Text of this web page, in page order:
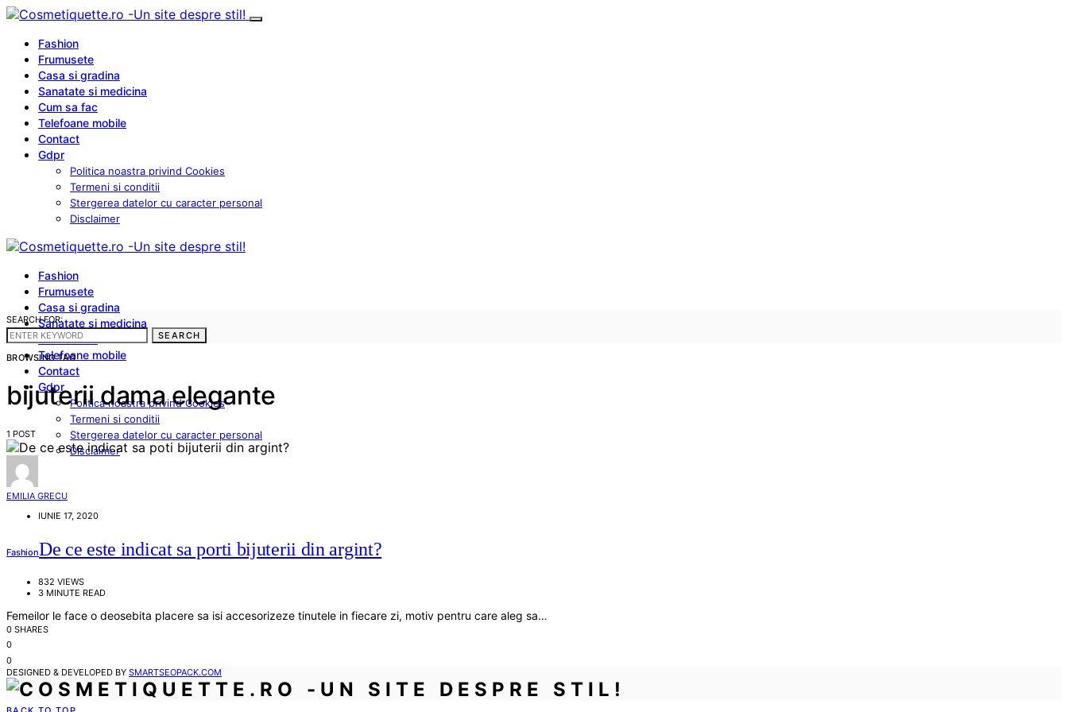
Fashion
Frumusete
Casa si gradina
Sanatate si medicina
Cum sa fac
Telefoane mobile
Contact
Gdpr
Politica noastra privind Cookies
Termeni si conditii
Stergerea datelor cu caracter personal
Disclaimer
Fashion
Frumusete
Casa si gradina
Sanatate si medicina
Cum sa fac
Telefoane mobile
Contact
Gdpr
Politica noastra privind Cookies
Termeni si conditii
Stergerea datelor cu caracter personal
Disclaimer
SEARCH FOR:
SEARCH
BROWSING TAG
bijuterii dama elegante
1 POST
EMILIA GRECU
IUNIE 17, 2020
FashionDe ce este indicat sa porti bijuterii din argint?
832 VIEWS
3 MINUTE READ
Femeilor le face o deosebita placere sa isi accesorizeze tinutele in fiecare zi, motiv pentru care aleg sa…
0 SHARES
0
0
DESIGNED & DEVELOPED BY SMARTSEOPACK.COM